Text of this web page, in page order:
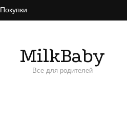
Покупки
MilkBaby
Все для родителей